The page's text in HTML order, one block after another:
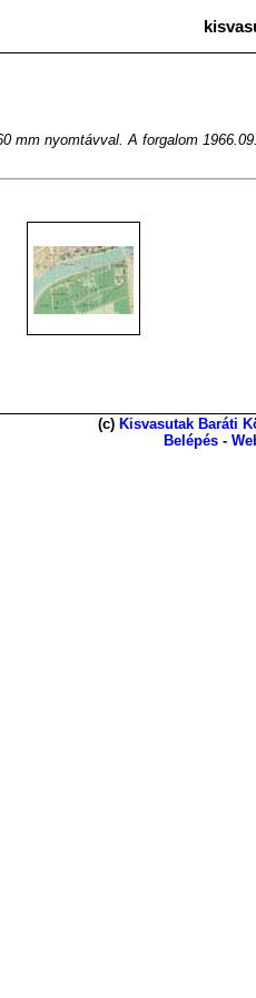
mm nyomtávval. A forgalom
(c) Kisvasutak Baráti
Belépés -